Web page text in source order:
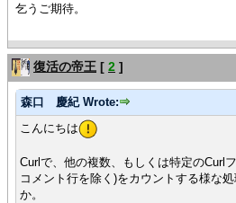
乞うご期待。
復活の帝王 [ 2 ]
森口 慶紀 Wrote:
こんにちは
Curlで、他の複数、もしくは特定のCurl
コメント行を除く)をカウントする様な
か。